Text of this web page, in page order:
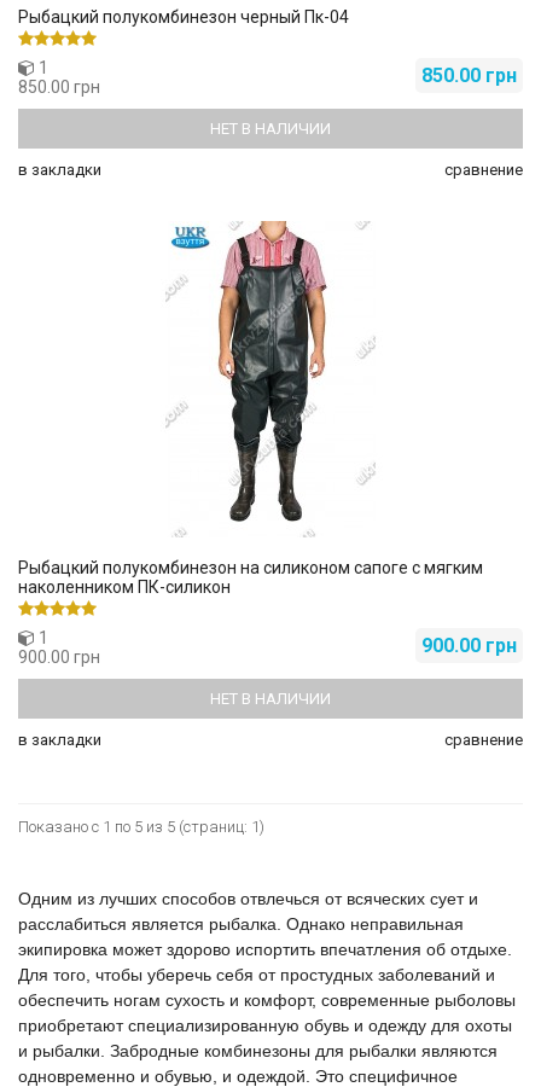
Рыбацкий полукомбинезон черный Пк-04
850.00 грн
1
850.00 грн
НЕТ В НАЛИЧИИ
в закладки сравнение
Рыбацкий полукомбинезон на силиконом сапоге с мягким
наколенником ПК-силикон
900.00 грн
1
900.00 грн
НЕТ В НАЛИЧИИ
в закладки сравнение
Показано с 1 по 5 из 5 (страниц: 1)
Одним из лучших способов отвлечься от всяческих сует и
расслабиться является рыбалка. Однако неправильная
экипировка может здорово испортить впечатления об отдыхе.
Для того, чтобы уберечь себя от простудных заболеваний и
обеспечить ногам сухость и комфорт, современные рыболовы
приобретают специализированную обувь и одежду для охоты
и рыбалки. Забродные комбинезоны для рыбалки являются
одновременно и обувью, и одеждой. Это специфичное